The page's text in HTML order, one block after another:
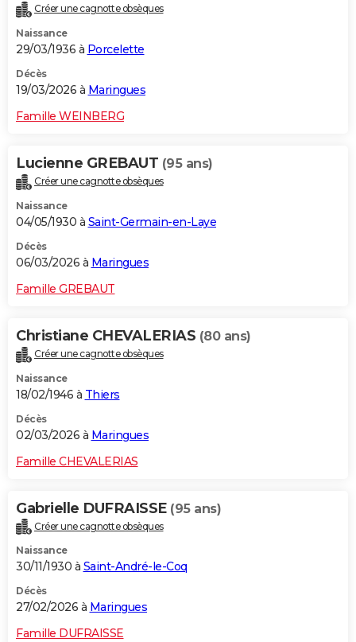
Créer une cagnotte obsèques
Naissance
29/03/1936 à Porcelette
Décès
19/03/2026 à Maringues
Famille WEINBERG
Lucienne GREBAUT (95 ans)
Créer une cagnotte obsèques
Naissance
04/05/1930 à Saint-Germain-en-Laye
Décès
06/03/2026 à Maringues
Famille GREBAUT
Christiane CHEVALERIAS (80 ans)
Créer une cagnotte obsèques
Naissance
18/02/1946 à Thiers
Décès
02/03/2026 à Maringues
Famille CHEVALERIAS
Gabrielle DUFRAISSE (95 ans)
Créer une cagnotte obsèques
Naissance
30/11/1930 à Saint-André-le-Coq
Décès
27/02/2026 à Maringues
Famille DUFRAISSE